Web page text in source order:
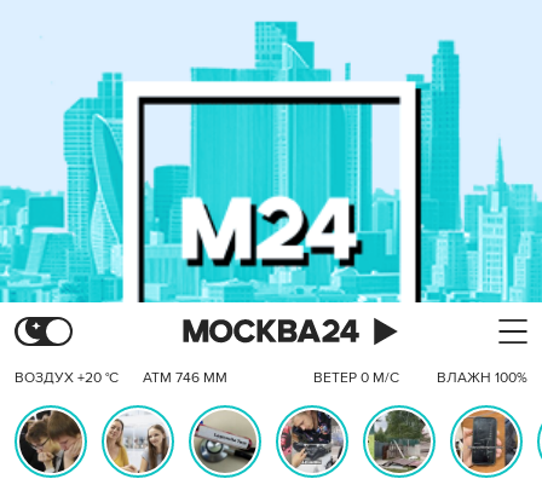
ВОЗДУХ +20 °C АТМ 746 ММ ВЕТЕР 0 М/С ВЛАЖН 100%